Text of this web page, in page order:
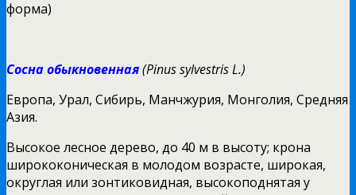
форма)
Сосна обыкновенная(Pinus sylvestris L.)
Европа, Урал, Сибирь, Манчжурия, Монголия, Средняя
Азия.
Высокое лесное дерево, до 40 м в высоту; крона
ширококоническая в молодом возрасте, широкая,
округлая или зонтиковидная, высокоподнятая у